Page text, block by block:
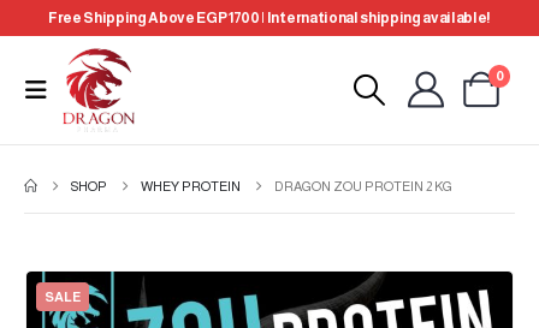
Free Shipping Above EGP 1700 | International shipping available!
0
SHOP WHEY PROTEIN DRAGON ZOU PROTEIN 2 KG
SALE